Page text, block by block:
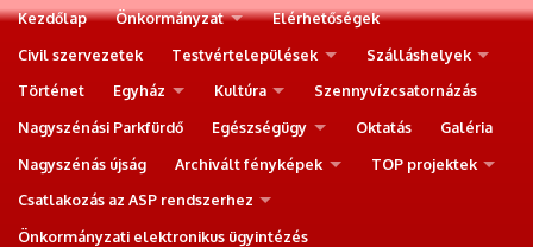
Kezdőlap Önkormányzat
Elérhetőségek
Civil szervezetek
Testvértelepülések
Szálláshelyek
Történet
Egyház Kultúra
Szennyvízcsatornázás
Nagyszénási Parkfürdő
Egészségügy Oktatás
Galéria
Nagyszénás újság
Archivált fényképek
TOP projektek
Csatlakozás az ASP rendszerhez
Önkormányzati elektronikus ügyintézés